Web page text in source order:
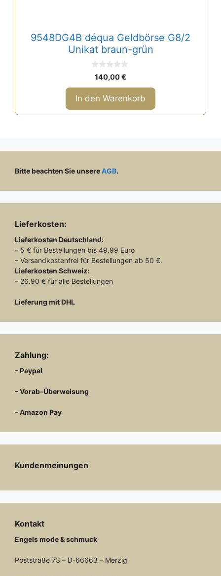
9548DG4B déqua Geldbörse G8/2
Unikat braun-grün
0
o
n
5
140,00€
In den Warenkorb
Bitte beachten Sie unsereAGB.
Lieferkosten:
Lieferkosten Deutschland:
– 5 € für Bestellungen bis 49.99 Euro
– Versandkostenfrei für Bestellungen ab 50 €.
Lieferkosten Schweiz:
– 26.90 € für alle Bestellungen
Lieferung mit DHL
Zahlung:
– Paypal
– Vorab-Überweisung
– Amazon Pay
Kundenmeinungen
Kontakt
Engels mode & schmuck
Poststraße 73 – D-66663 – Merzig